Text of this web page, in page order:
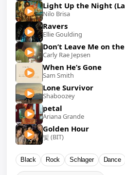
Light Up the Night
Nilo Brisa
Ravers
Ellie Goulding
Don’t Leave Me on
Carly Rae Jepsen
When He’s Gone
Sam Smith
Lone Survivor
Shaboozey
petal
Ariana Grande
Golden Hour
빛 (BIT)
Black Rock Schlager Dance